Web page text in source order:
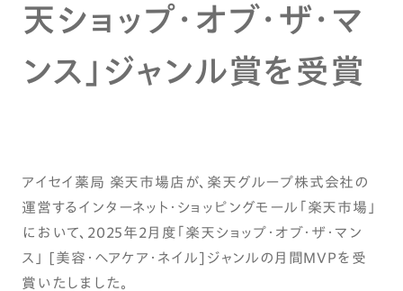
天ショップ・オブ・ザ・マ
ンス」ジャンル賞を受賞
アイセイ薬局 楽天市場店が、楽天グループ株式会社の
運営するインターネット・ショッピングモール「楽天市場」
において、2025年2月度「楽天ショップ・オブ・ザ・マン
ス」 [美容・ヘアケア・ネイル]ジャンルの月間MVPを受
賞いたしました。